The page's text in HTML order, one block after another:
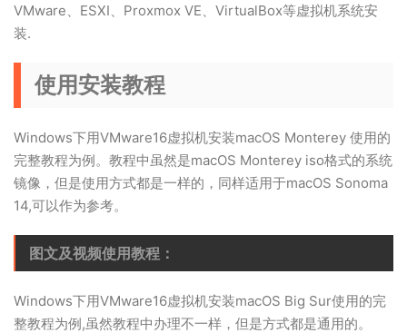
VMware、ESXI、Proxmox VE、VirtualBox等虚拟机系统安
装.
使用安装教程
Windows下用VMware16虚拟机安装macOS Monterey 使用的
完整教程为例。教程中虽然是macOS Monterey iso格式的系统
镜像，但是使用方式都是一样的，同样适用于macOS Sonoma
14,可以作为参考。
图文及视频使用教程：
Windows下用VMware16虚拟机安装macOS Big Sur使用的完
整教程为例,虽然教程中办理不一样，但是方式都是通用的。